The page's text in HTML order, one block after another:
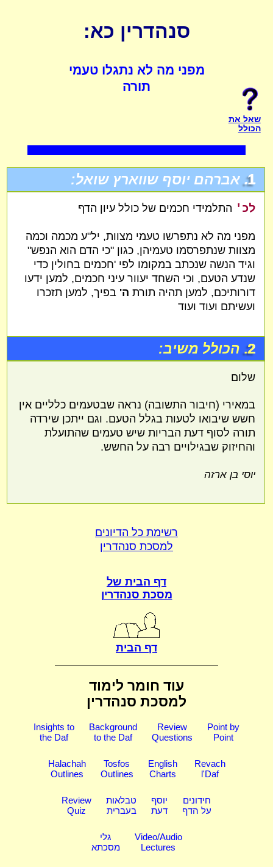
סנהדרין כא:
מפני מה לא נתגלו טעמי
תורה
שאל את
הכולל
1. אברהם יוסף שווארץ שואל:
לכ' התלמידי חכמים של כולל עיון הדף
מפני מה לא נתפרשו טעמי מצוות, יל"ע מכמה וכמה
מצוות שנתפרסמו טעמיהן, כגון "כי הדם הוא הנפש"
וגיד הנשה שנכתב במקומו לפי 'חכמים בחולין כדי
שנדע הטעם, וכי השחד יעוור עיני חכמים, למען ידעו
דורותיכם, למען תהיה תורתה' בפיך, למען תזכרו
ועשיתם ועוד ועוד
2. הכולל משיב:
שלום
במאירי (חיבור התשובה) נראה שבטעמים כלליים אין
חשש שיבואו לטעות בגלל הטעם. וגם ייתכן שירדה
תורה לסוף דעת הבריות שיש טעמים שהתועלת
והחיזוק שבגילויים רבה על החשש.
יוסי בן ארזה
רשימת כל הדיונים
למסכת סנהדרין
דף הבית של
מסכת סנהדרין
דף הבית
עוד חומר לימוד
למסכת סנהדרין
Insights to
the Daf
Background
to the Daf
Review
Questions
Point by
Point
Halachah
Outlines
Tosfos
Outlines
English
Charts
Revach
l'Daf
Review
Quiz
טבלאות
בעברית
יוסף
דעת
חידונים
על הדף
גלי
מסכתא
Video/Audio
Lectures